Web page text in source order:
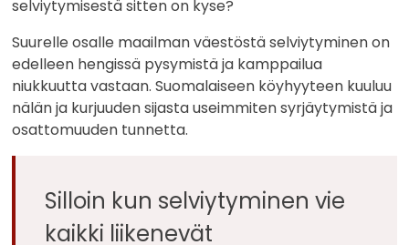
selviytymisestä sitten on kyse?
Suurelle osalle maailman väestöstä selviytyminen on
edelleen hengissä pysymistä ja kamppailua
niukkuutta vastaan. Suomalaiseen köyhyyteen kuuluu
nälän ja kurjuuden sijasta useimmiten syrjäytymistä ja
osattomuuden tunnetta.
Silloin kun selviytyminen vie
kaikki liikenevät